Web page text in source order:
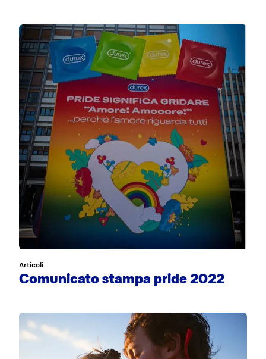
Articoli
Comunicato stampa pride 2022